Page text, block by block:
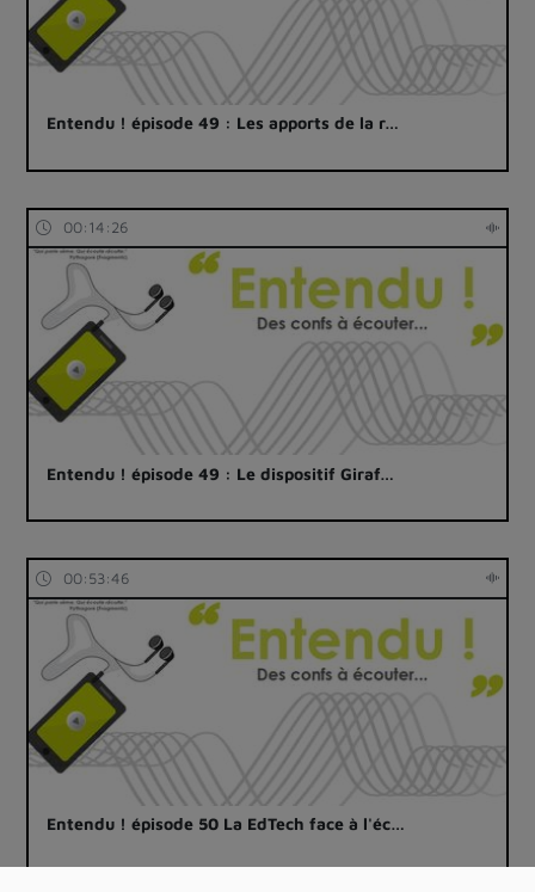
Entendu ! épisode 49 : Les apports de la r…
00:14:26
Entendu ! épisode 49 : Le dispositif Giraf…
00:53:46
Entendu ! épisode 50 La EdTech face à l'éc…